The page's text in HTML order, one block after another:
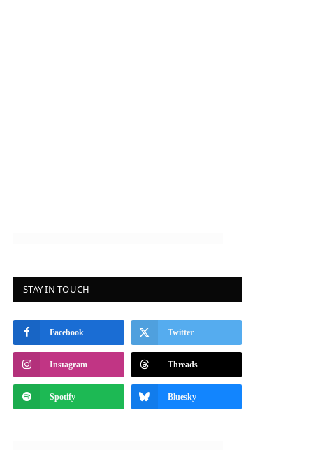
STAY IN TOUCH
Facebook Twitter
Instagram Threads
Spotify Bluesky